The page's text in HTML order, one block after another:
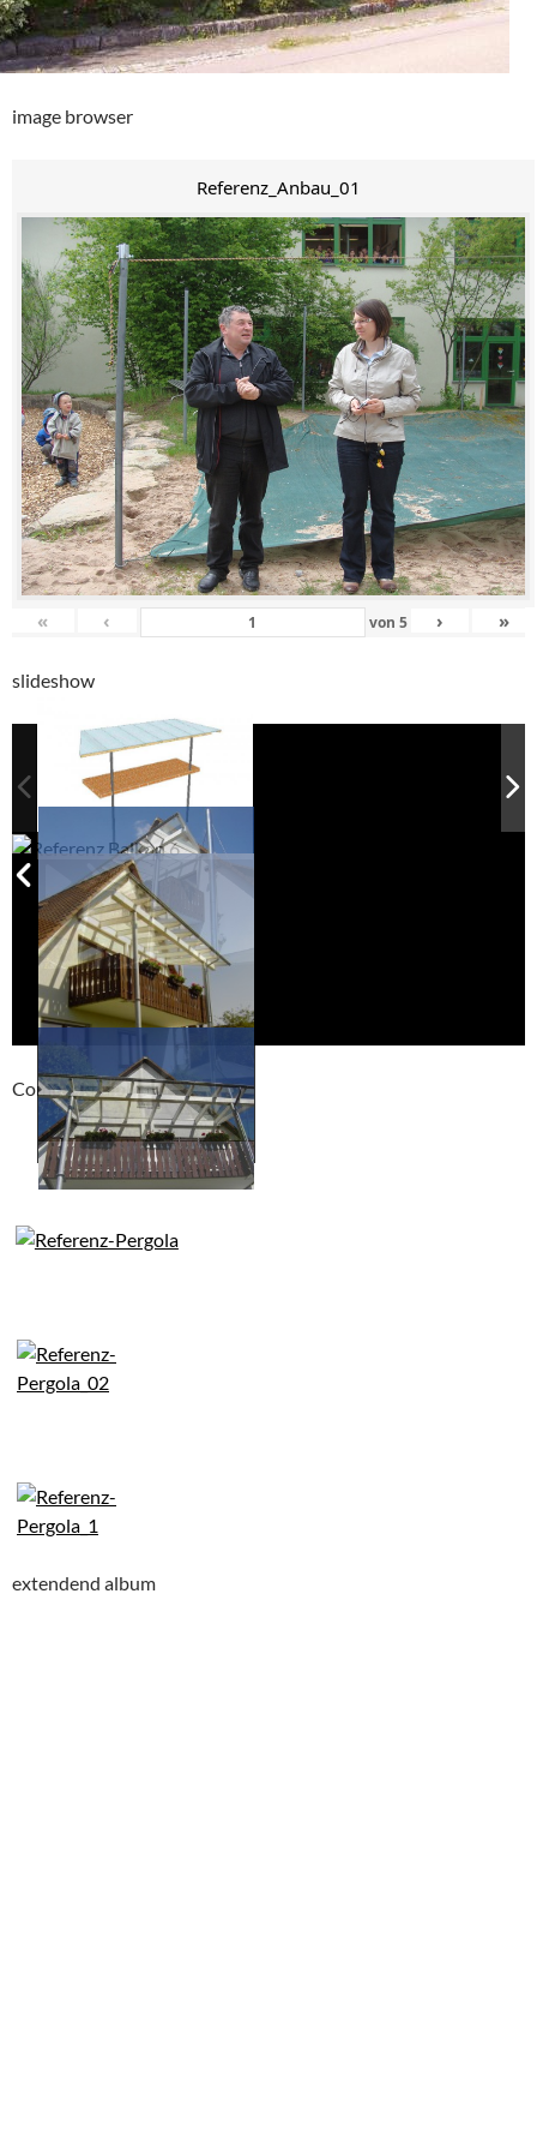
image browser
Referenz_Anbau_01
« ‹ von 5 › »
slideshow
Compackt album
extendend album